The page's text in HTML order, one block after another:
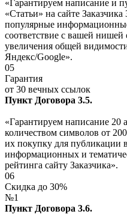
«Гарантируем написание и
«Статьи» на сайте
популярные
соответствие с вашей
увеличения общей
Яндекс/Google».
05
Гарантия
от 30 вечных ссылок
Пункт Договора 3.5.
«Гарантируем написание 20
количеством символов от
их покупку для публикации
информационных и
рейтинга сайту Заказчика».
06
Скидка до 30%
№1
Пункт Договора 3.6.